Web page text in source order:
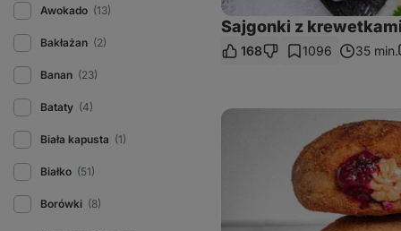
Awokado (13)
Bakłażan (2)
Banan (23)
Bataty (4)
Biała kapusta (1)
Białko (51)
Borówki (8)
Sajgonki z krewetkami
168 1096 35 min.
Pączki